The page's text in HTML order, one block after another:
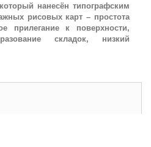
нанесён типографским
рисовых карт – простота
прилегание к поверхности,
складок, низкий